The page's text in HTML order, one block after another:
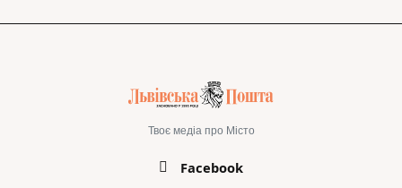
Твоє медіа про Місто
Facebook